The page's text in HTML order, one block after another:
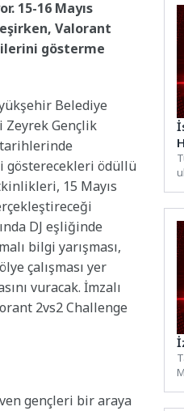
15-16 Mayıs
Valorant
gösterme
Belediye
Zeyrek Gençlik
tarihlerinde
gösterecekleri ödüllü
15 Mayıs
DJ eşliğinde
bilgi yarışması,
çalışması yer
vuracak. İmzalı
2vs2 Challenge
gençleri bir araya